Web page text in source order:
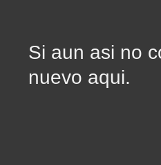
Si aun asi no
nuevo aqui.